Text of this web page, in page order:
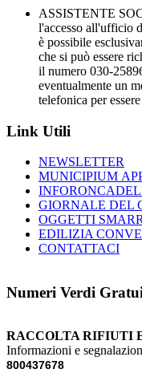
ASSISTENTE
l'accesso all'ufficio
è possibile
che si può essere
il numero 030-
eventualmente un
telefonica per
Link Utili
NEWSLETTER
MUNICIPIUM
GIORNALE DEL
OGGETTI
EDILIZIA
CONTATTACI
Numeri Verdi
RACCOLTA RIFIUTI
Informazioni e
800437678